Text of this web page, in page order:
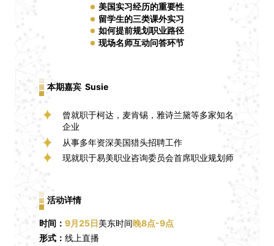
美国实习经历的重要性
留学生的三类课外实习
如何提前规划职业路径
现场名师互动问答环节
本期嘉宾 Susie
曾就职于柯达，麦肯锡，雅诗兰黛等多家知名
企业
从事多年资深美国猎头招聘工作
现就职于易美职业咨询委员会首席职业规划师
活动详情
时间： 9月25日美东时间晚8点-9点
形式： 线上直播